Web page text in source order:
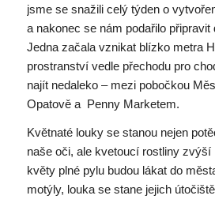
jsme se snažili celý týden o
a nakonec se nám podařilo připravit
Jedna začala vznikat blízko metra
prostranství vedle přechodu pro
najít nedaleko – mezi pobočkou
Opatově a Penny Marketem.
Květnaté louky se stanou nejen
naše oči, ale kvetoucí rostliny
květy plné pylu budou lákat do
motýly, louka se stane jejich